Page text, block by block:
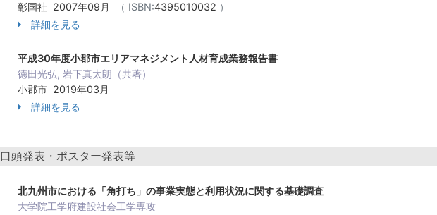
彰国社 2007年09月
（ ISBN:4395010032 ）
詳細を見る
平成30年度小郡市エリアマネジメント人材育成業務報告書
徳田光弘, 岩下真太朗（共著）
小郡市 2019年03月
詳細を見る
口頭発表・ポスター発表等
北九州市における「角打ち」の事業実態と利用状況に関する基礎調査
大学院工学府建設社会工学専攻